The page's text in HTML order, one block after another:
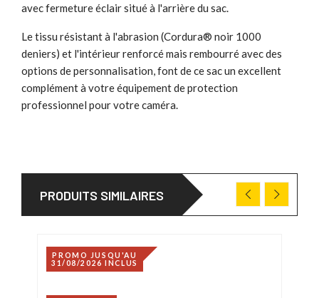
avec fermeture éclair situé à l'arrière du sac.
Le tissu résistant à l'abrasion (Cordura® noir 1000
deniers) et l'intérieur renforcé mais rembourré avec des
options de personnalisation, font de ce sac un excellent
complément à votre équipement de protection
professionnel pour votre caméra.
PRODUITS SIMILAIRES
PROMO JUSQU'AU
31/08/2026 INCLUS